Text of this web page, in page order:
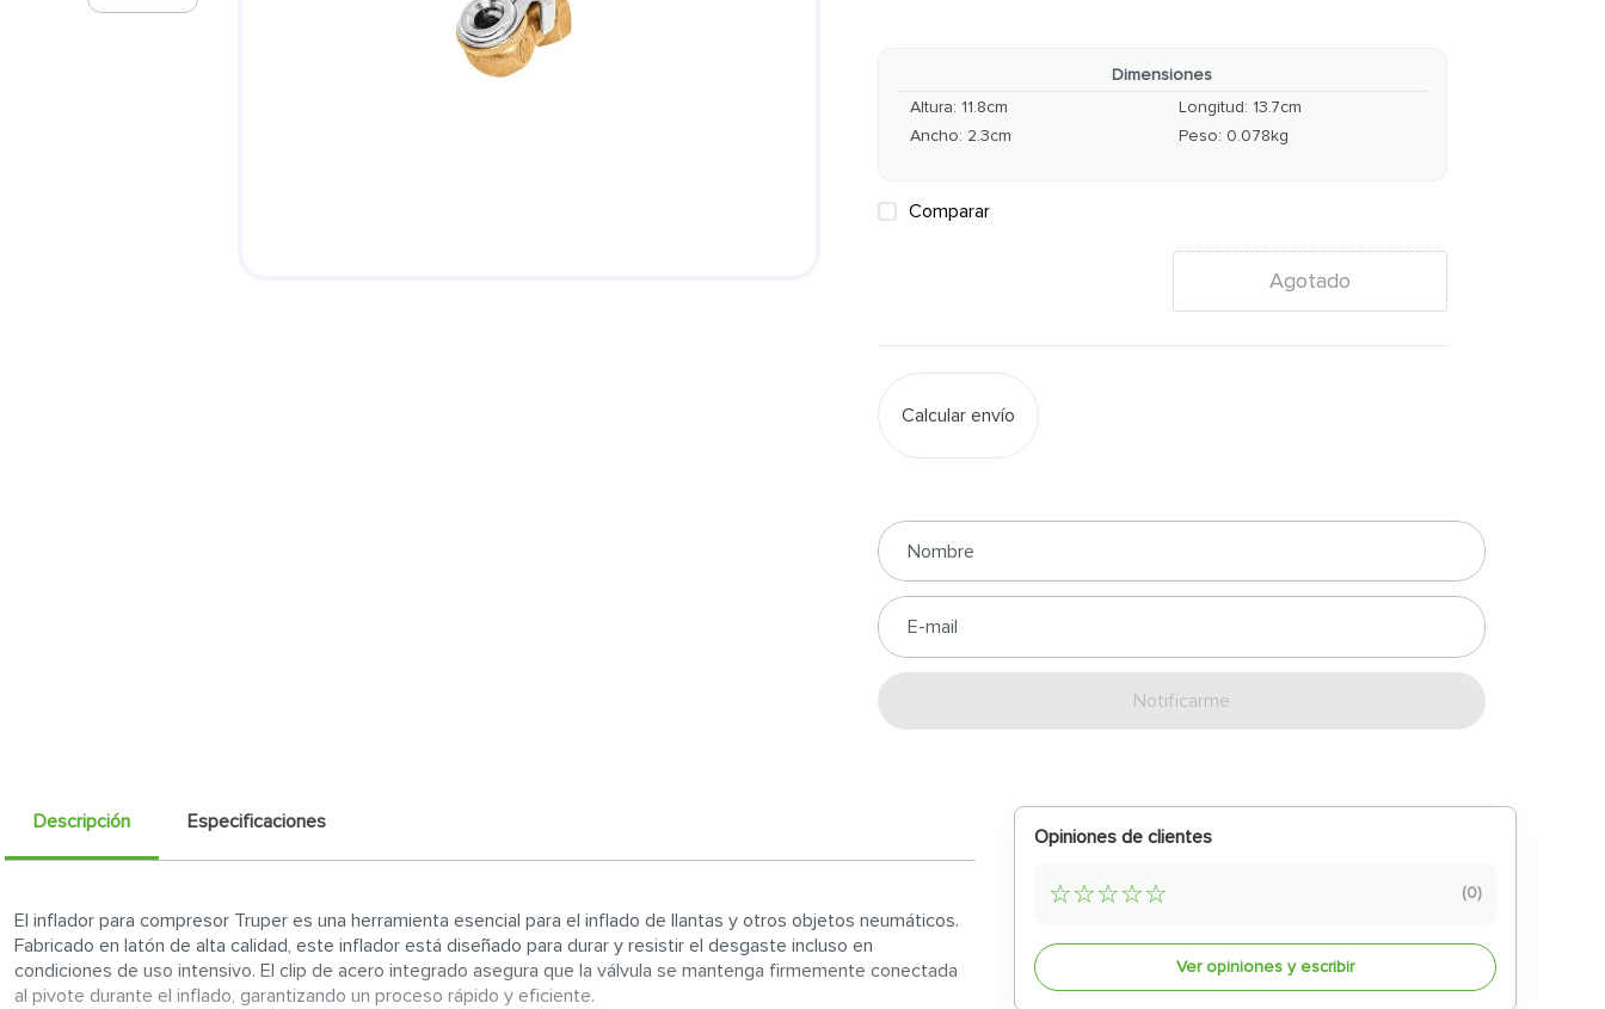
Dimensiones
Altura: 11.8cm Longitud: 13.7cm
Ancho: 2.3cm Peso: 0.078kg
Comparar
Agotado
Calcular envío
Enviar
Descripción Especificaciones
El inflador para compresor Truper es una herramienta esencial para el inflado de llantas y otros objetos neumáticos.
Fabricado en latón de alta calidad, este inflador está diseñado para durar y resistir el desgaste incluso en
condiciones de uso intensivo. El clip de acero integrado asegura que la válvula se mantenga firmemente conectada
al pivote durante el inflado, garantizando un proceso rápido y eficiente.
Opiniones de clientes
☆☆☆☆☆ (0)
Ver opiniones y escribir